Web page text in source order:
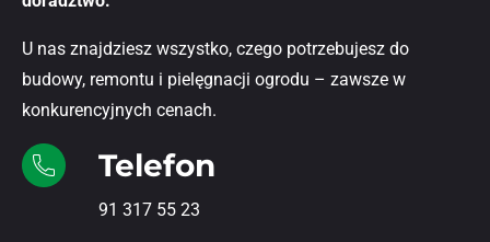
U nas znajdziesz wszystko, czego potrzebujesz do
budowy, remontu i pielęgnacji ogrodu – zawsze w
konkurencyjnych cenach.
Telefon
91 317 55 23